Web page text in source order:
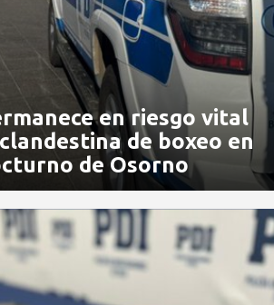
en riesgo vital
de boxeo en
de Osorno